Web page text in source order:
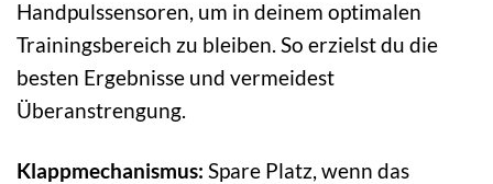
Handpulssensoren, um in deinem optimalen
Trainingsbereich zu bleiben. So erzielst du die
besten Ergebnisse und vermeidest
Überanstrengung.
Klappmechanismus: Spare Platz, wenn das